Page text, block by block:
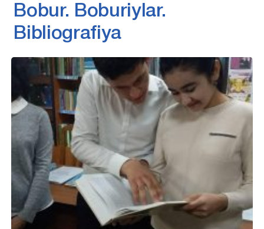
Bobur. Boburiylar.
Bibliografiya